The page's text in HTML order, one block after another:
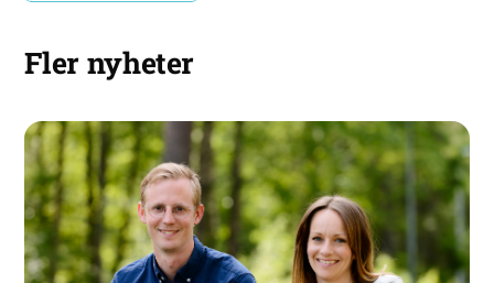
Fler nyheter